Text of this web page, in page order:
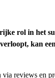
rol in het
kan
reviews en